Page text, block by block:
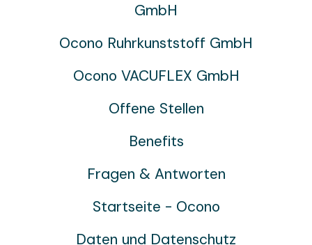
GmbH
Ocono Ruhrkunststoff GmbH
Ocono VACUFLEX GmbH
Offene Stellen
Benefits
Fragen & Antworten
Startseite - Ocono
Daten und Datenschutz